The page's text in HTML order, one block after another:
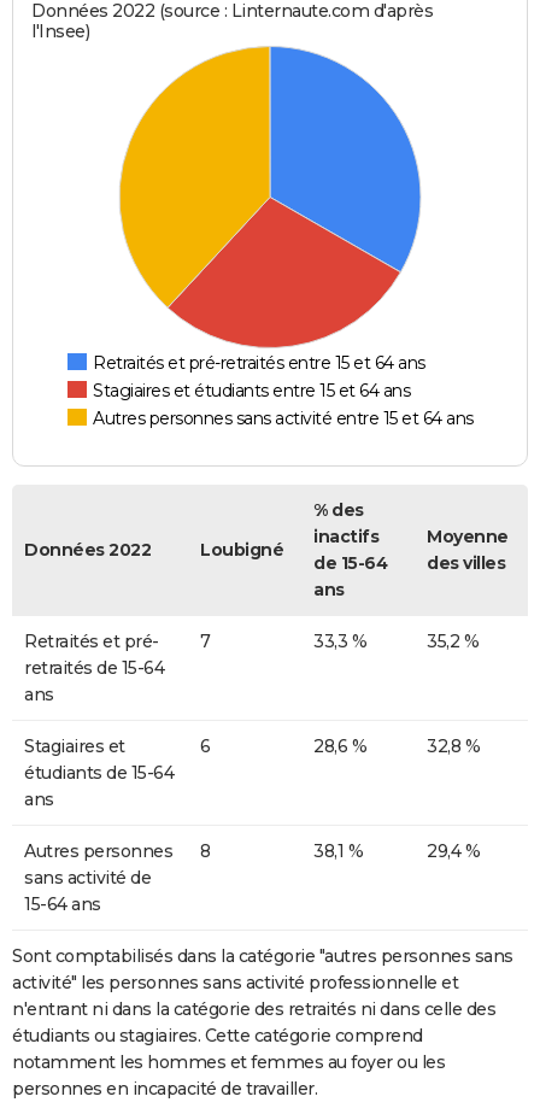
Données 2022 (source : Linternaute.com d'après
l'Insee)
Retraités et pré-retraités entre 15 et 64 ans
Stagiaires et étudiants entre 15 et 64 ans
Autres personnes sans activité entre 15 et 64 ans
Données 2022 Loubigné
% des
inactifs
de 15-64
ans
Moyenne
des villes
Retraités et pré-
retraités de 15-64
ans
7 33,3 % 35,2 %
Stagiaires et
étudiants de 15-64
ans
6 28,6 % 32,8 %
Autres personnes
sans activité de
15-64 ans
8 38,1 % 29,4 %
Sont comptabilisés dans la catégorie "autres personnes sans
activité" les personnes sans activité professionnelle et
n'entrant ni dans la catégorie des retraités ni dans celle des
étudiants ou stagiaires. Cette catégorie comprend
notamment les hommes et femmes au foyer ou les
personnes en incapacité de travailler.